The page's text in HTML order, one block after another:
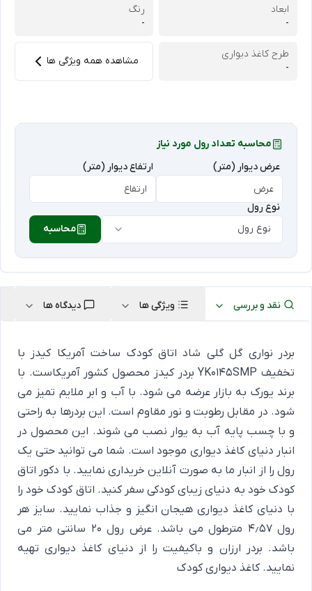
ابعاد
-
رنگ
-
طرح کاغذ دیواری
-
مشاهده همه ویژگی ها
محاسبه تعداد رول مورد نیاز
عرض دیوار (متر)
ارتفاع دیوار (متر)
نوع رول
نوع رول
محاسبه
نقد و بررسی ویژگی ها دیدگاه ها
بردر نواری گل گلی شاد اتاق کودک ساخت آمریکا کیدز با
تخفیف YK0145SMP بردر کیدز محصول کشور آمریکاست. با
برند یورک به بازار عرضه می شود. با آب و ابر ملایم تمیز می
شود. در مقابل رطوبت و نور مقاوم است. این بردرها به راحتی
و با چسب پایه آب به یوار نصب می شوند. این محصول در
انبار دنیای کاغذ دیواری موجود است. شما می توانید حتی یک
رول را از انبار ما به صورت آنلاین خریداری نمایید. با دکور اتاق
کودک خود به دنیای زیبای کودکی سفر کنید. اتاق کودک خود را
با دنیای کاغذ دیواری هیجان انگیز و جذاب نمایید. سایز هر
رول 4٫57 مترطول می باشد. عرض رول 20 سانتی متر می
باشد. بردر ارزان و باکیفیت را از دنیای کاغذ دیواری تهیه
نمایید.کاغذ دیواری کودک